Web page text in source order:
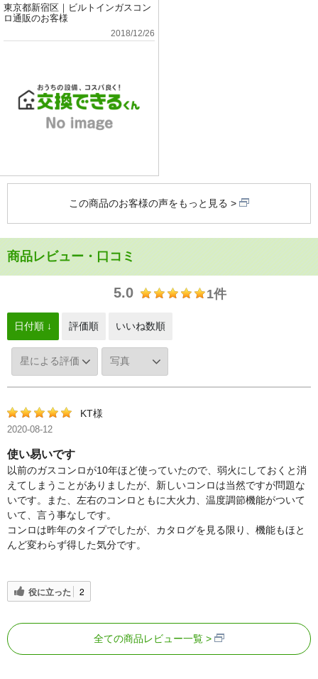
東京都新宿区｜ビルトインガスコン
ロ通販のお客様
2018/12/26
この商品のお客様の声をもっと見る
商品レビュー・口コミ
5.0 1件
日付順 ↓ 評価順 いいね数順
KT様
2020-08-12
使い易いです
以前のガスコンロが10年ほど使っていたので、弱火にしておくと消
えてしまうことがありましたが、新しいコンロは当然ですが問題な
いです。また、左右のコンロともに大火力、温度調節機能がついて
いて、言う事なしです。
コンロは昨年のタイプでしたが、カタログを見る限り、機能もほと
んど変わらず得した気分です。
役に立った 2
全ての商品レビュー一覧